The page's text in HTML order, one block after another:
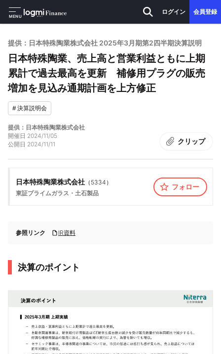
MENU
ログイン 会員登録
提供：日本特殊陶業株式会社 2025年3月期第2四半期決算説明
日本特殊陶業、売上高と営業利益ともに上期
累計で過去最高を更新 補修用プラグの販売
増加を見込み通期計画を上方修正
#決算説明会
提供：日本特殊陶業株式会社
開催日 2024/11/05
公開日 2024/11/11 クリップ
日本特殊陶業株式会社 （ 5334 ）
東証プライムガラス・土石製品
フォロー
参照リンク IR資料
決算のポイント